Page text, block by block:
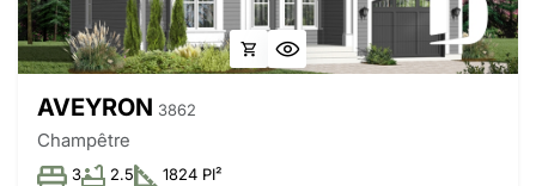
AVEYRON 3862
Champêtre
3 2.5 1824 PI²